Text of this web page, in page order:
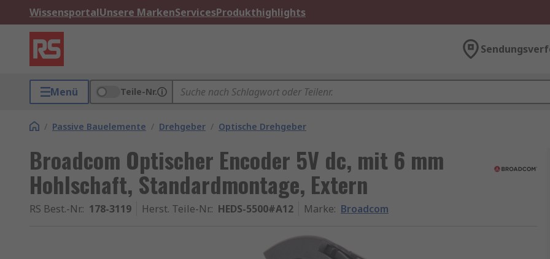
WissensportalUnsere MarkenServicesProdukthighlights
Menü Teile-Nr.
/ Passive Bauelemente / Drehgeber / Optische Drehgeber
Broadcom Optischer Encoder 5V dc, mit 6 mm
Hohlschaft, Standardmontage, Extern
RS Best.-Nr.: 178-3119 Herst. Teile-Nr.: HEDS-5500#A12 Marke: Broadcom